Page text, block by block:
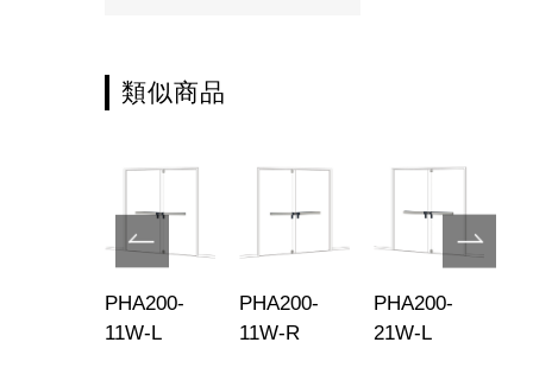
類似商品
PHA200-
11W-L
PHA200-
11W-R
PHA200-
21W-L